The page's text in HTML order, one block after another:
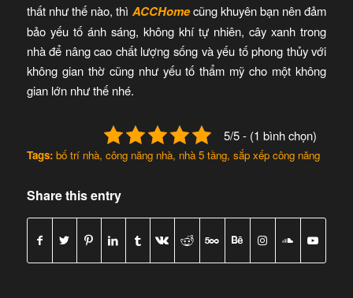
thất như thế nào, thì ACCHome cũng khuyên bạn nên đảm
bảo yếu tố ánh sáng, không khí tự nhiên, cây xanh trong
nhà để nâng cao chất lượng sống và yếu tố phong thủy với
không gian thờ cũng như yếu tố thẩm mỹ cho một không
gian lớn như thế nhé.
5/5 - (1 bình chọn)
Tags: bố trí nhà, công năng nhà, nhà 5 tầng, sắp xếp công năng
Share this entry